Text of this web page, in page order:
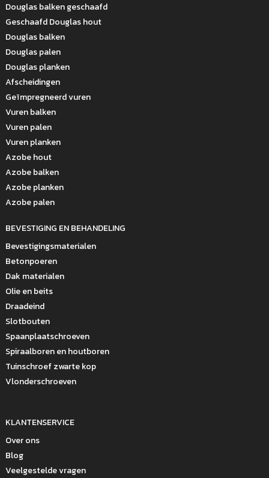
Douglas balken geschaafd
Geschaafd Douglas hout
Douglas balken
Douglas palen
Douglas planken
Afscheidingen
Geïmpregneerd vuren
Vuren balken
Vuren palen
Vuren planken
Azobe hout
Azobe balken
Azobe planken
Azobe palen
BEVESTIGING EN BEHANDELING
Bevestigingsmaterialen
Betonpoeren
Dak materialen
Olie en beits
Draadeind
Slotbouten
Spaanplaatschroeven
Spiraalboren en houtboren
Tuinschroef zwarte kop
Vlonderschroeven
KLANTENSERVICE
Over ons
Blog
Veelgestelde vragen